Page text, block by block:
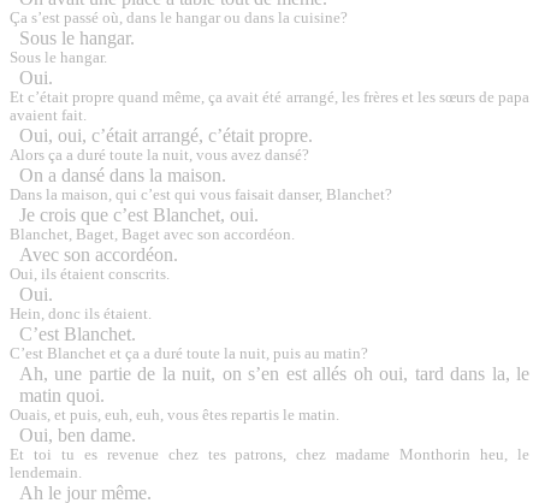
Ça s’est passé où, dans le hangar ou dans la cuisine?
Sous le hangar.
Sous le hangar.
Oui.
Et c’était propre quand même, ça avait été arrangé, les frères et les sœurs de papa
avaient fait.
Oui, oui, c’était arrangé, c’était propre.
Alors ça a duré toute la nuit, vous avez dansé?
On a dansé dans la maison.
Dans la maison, qui c’est qui vous faisait danser, Blanchet?
Je crois que c’est Blanchet, oui.
Blanchet, Baget, Baget avec son accordéon.
Avec son accordéon.
Oui, ils étaient conscrits.
Oui.
Hein, donc ils étaient.
C’est Blanchet.
C’est Blanchet et ça a duré toute la nuit, puis au matin?
Ah, une partie de la nuit, on s’en est allés oh oui, tard dans la, le
matin quoi.
Ouais, et puis, euh, euh, vous êtes repartis le matin.
Oui, ben dame.
Et toi tu es revenue chez tes patrons, chez madame Monthorin heu, le
lendemain.
Ah le jour même.